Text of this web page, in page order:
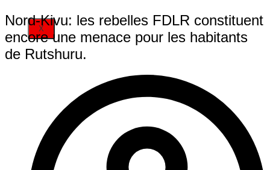
X
Nord-Kivu: les rebelles FDLR constituent
encore une menace pour les habitants
de Rutshuru.